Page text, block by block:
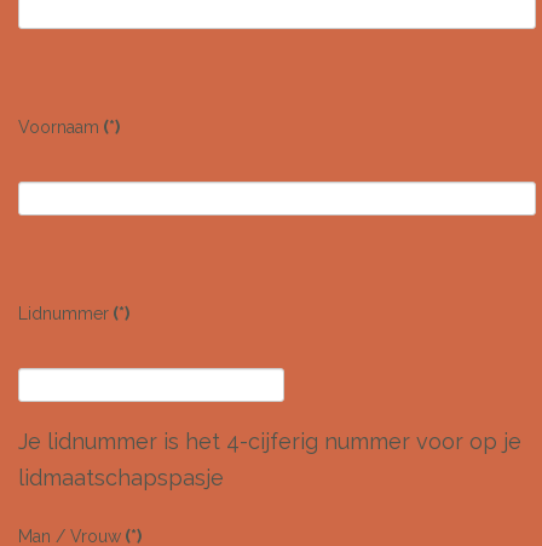
Voornaam (*)
Lidnummer (*)
Je lidnummer is het 4-cijferig nummer voor op je
lidmaatschapspasje
Man / Vrouw (*)